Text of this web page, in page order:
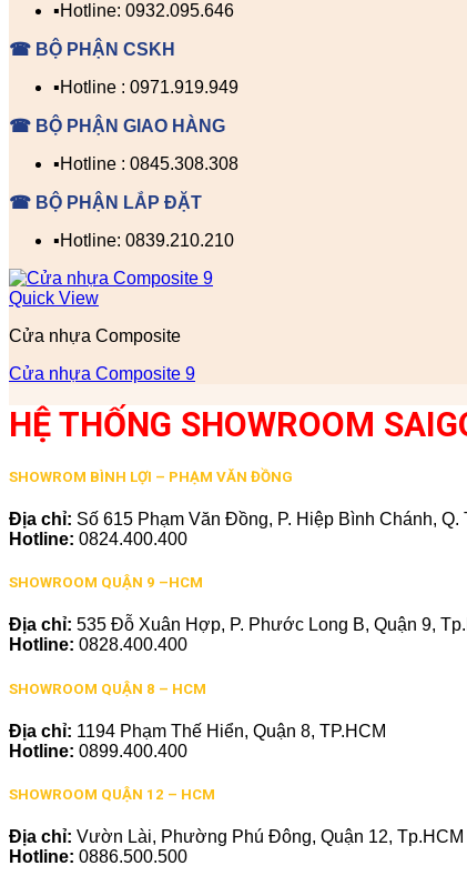
▪️Hotline: 0932.095.646
☎ BỘ PHẬN CSKH
▪️Hotline : 0971.919.949
☎ BỘ PHẬN GIAO HÀNG
▪️Hotline : 0845.308.308
☎ BỘ PHẬN LẮP ĐẶT
▪️Hotline: 0839.210.210
Quick View
Cửa nhựa Composite
Cửa nhựa Composite 9
HỆ THỐNG SHOWROOM
SHOWROM BÌNH LỢI – PHẠM VĂN ĐỒNG
Địa chỉ: Số 615 Phạm Văn Đồng, P. Hiệp Bình Chánh,
Hotline: 0824.400.400
SHOWROOM QUẬN 9 –HCM
Địa chỉ: 535 Đỗ Xuân Hợp, P. Phước Long B, Quận 9,
Hotline: 0828.400.400
SHOWROOM QUẬN 8 – HCM
Địa chỉ: 1194 Phạm Thế Hiển, Quận 8, TP.HCM
Hotline: 0899.400.400
SHOWROOM QUẬN 12 – HCM
Địa chỉ: Vườn Lài, Phường Phú Đông, Quận 12, Tp.HCM
Hotline: 0886.500.500